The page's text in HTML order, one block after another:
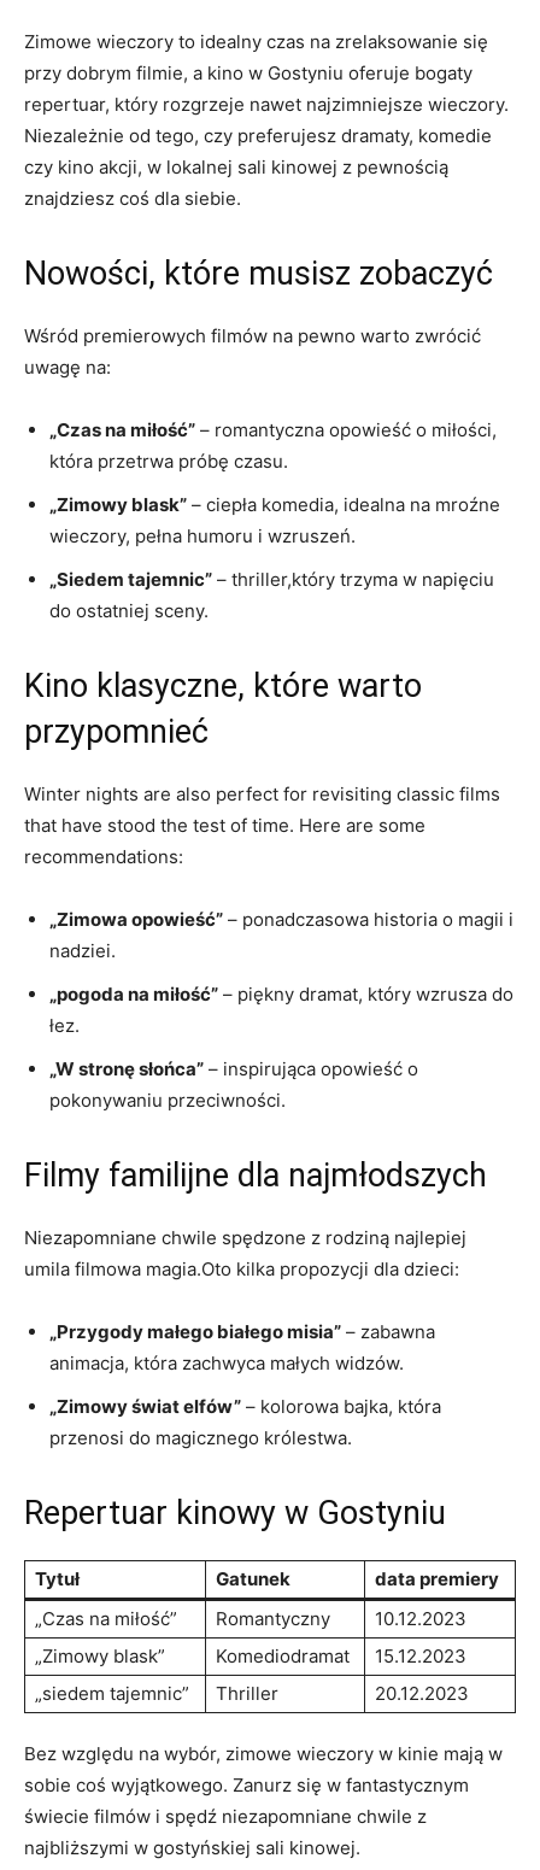
Zimowe wieczory to idealny czas na zrelaksowanie się
przy dobrym filmie, a kino w Gostyniu oferuje bogaty
repertuar, który rozgrzeje nawet najzimniejsze wieczory.
Niezależnie od tego, czy preferujesz dramaty, komedie
czy kino akcji, w lokalnej sali kinowej z pewnością
znajdziesz coś dla siebie.
Nowości, które musisz zobaczyć
Wśród premierowych filmów na pewno warto zwrócić
uwagę na:
„Czas na miłość” – romantyczna opowieść o miłości,
która przetrwa próbę czasu.
„Zimowy blask” – ciepła komedia, idealna na mroźne
wieczory, pełna humoru i wzruszeń.
„Siedem tajemnic” – thriller,który trzyma w napięciu
do ostatniej sceny.
Kino klasyczne, które warto
przypomnieć
Winter nights are also perfect for revisiting classic films
that have stood the test of time. Here are some
recommendations:
„Zimowa opowieść” – ponadczasowa historia o magii i
nadziei.
„pogoda na miłość” – piękny dramat, który wzrusza do
łez.
„W stronę słońca” – inspirująca opowieść o
pokonywaniu przeciwności.
Filmy familijne dla najmłodszych
Niezapomniane chwile spędzone z rodziną najlepiej
umila filmowa magia.Oto kilka propozycji dla dzieci:
„Przygody małego białego misia” – zabawna
animacja, która zachwyca małych widzów.
„Zimowy świat elfów” – kolorowa bajka, która
przenosi do magicznego królestwa.
Repertuar kinowy w Gostyniu
Tytuł Gatunek
data premiery
„Czas na miłość”
Romantyczny
10.12.2023
„Zimowy blask”
Komediodramat
15.12.2023
„siedem tajemnic”
Thriller 20.12.2023
Bez względu na wybór, zimowe wieczory w kinie mają w
sobie coś wyjątkowego. Zanurz się w fantastycznym
świecie filmów i spędź niezapomniane chwile z
najbliższymi w gostyńskiej sali kinowej.